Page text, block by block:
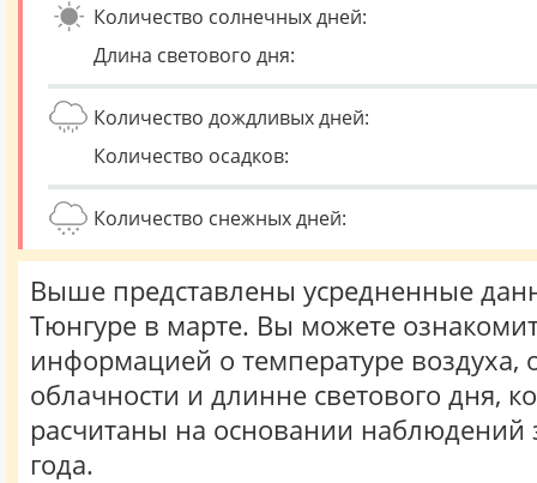
Количество солнечных дней:
Длина светового дня:
Количество дождливых дней:
Количество осадков:
Количество снежных дней:
Выше представлены усредненные
Тюнгуре в марте. Вы можете
информацией о температуре воздуха,
облачности и длинне светового дня,
расчитаны на основании наблюдений
года.